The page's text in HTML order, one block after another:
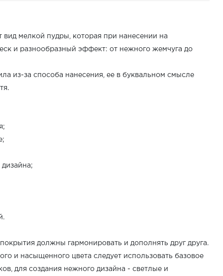
вид мелкой пудры, которая при нанесении на
и разнообразный эффект: от нежного жемчуга до
из-за способа нанесения, ее в буквальном смысле
должны гармонировать и дополнять друг друга.
и насыщенного цвета следует использовать базовое
для создания нежного дизайна - светлые и